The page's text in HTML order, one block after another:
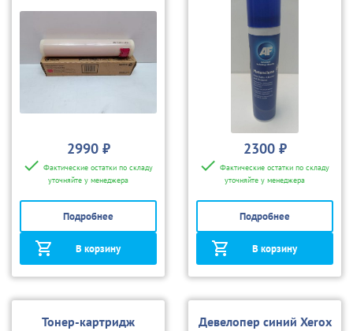
7335/7345
2990 ₽
Фактические остатки по складу
уточняйте у менеджера
Подробнее
В корзину
10388
2300 ₽
Фактические остатки по складу
уточняйте у менеджера
Подробнее
В корзину
Тонер-картридж
Девелопер синий Xerox